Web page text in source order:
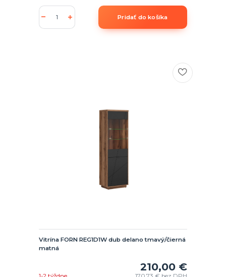
Pridať do košíka
Vitrína FORN REG1D1W dub delano tmavý/čierná
matná
210,00 €